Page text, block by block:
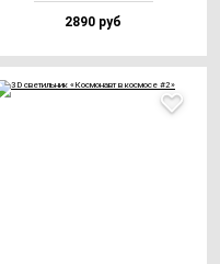
2890 руб